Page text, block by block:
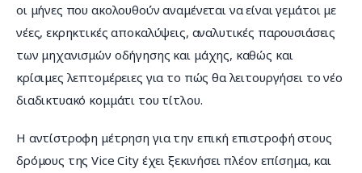
οι μήνες που ακολουθούν αναμένεται να είναι γεμάτοι με
νέες, εκρηκτικές αποκαλύψεις, αναλυτικές παρουσιάσεις
των μηχανισμών οδήγησης και μάχης, καθώς και
κρίσιμες λεπτομέρειες για το πώς θα λειτουργήσει το νέο
διαδικτυακό κομμάτι του τίτλου.
Η αντίστροφη μέτρηση για την επική επιστροφή στους
δρόμους της Vice City έχει ξεκινήσει πλέον επίσημα, και